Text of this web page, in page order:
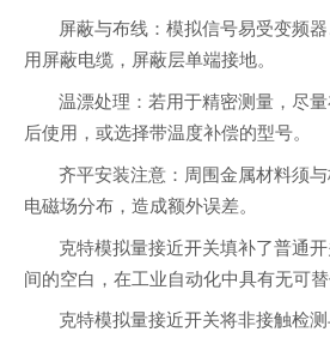
屏蔽与布线：模拟信号易受变频
用屏蔽电缆，屏蔽层单端接地。
温漂处理：若用于精密测量，尽
后使用，或选择带温度补偿的型号。
齐平安装注意：周围金属材料须
电磁场分布，造成额外误差。
克特模拟量接近开关填补了普通
间的空白，在工业自动化中具有无可替
克特模拟量接近开关将非接触检